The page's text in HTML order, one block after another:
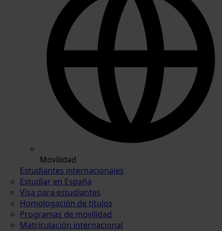
Movilidad
Estudiantes internacionales
Estudiar en España
Visa para estudiantes
Homologación de títulos
Programas de movilidad
Matriculación internacional